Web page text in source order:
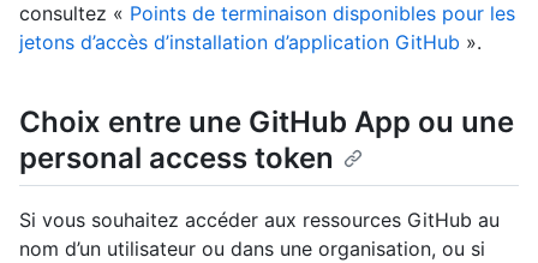
consultez « Points de terminaison disponibles pour les
jetons d’accès d’installation d’application GitHub ».
Choix entre une GitHub App ou une
personal access token
Si vous souhaitez accéder aux ressources GitHub au
nom d’un utilisateur ou dans une organisation, ou si